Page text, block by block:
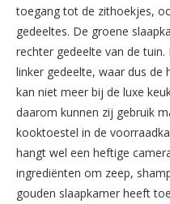
toegang tot de zithoekjes,
gedeeltes. De groene
rechter gedeelte van de
linker gedeelte, waar dus
kan niet meer bij de luxe
daarom kunnen zij gebruik
kooktoestel in de
hangt wel een heftige
ingrediënten om zeep,
gouden slaapkamer heeft